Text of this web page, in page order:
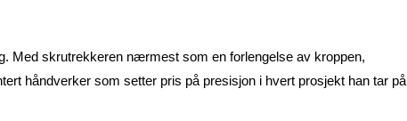
Med skrutrekkeren nærmest som en forlengelse av kroppen,
håndverker som setter pris på presisjon i hvert prosjekt han tar på